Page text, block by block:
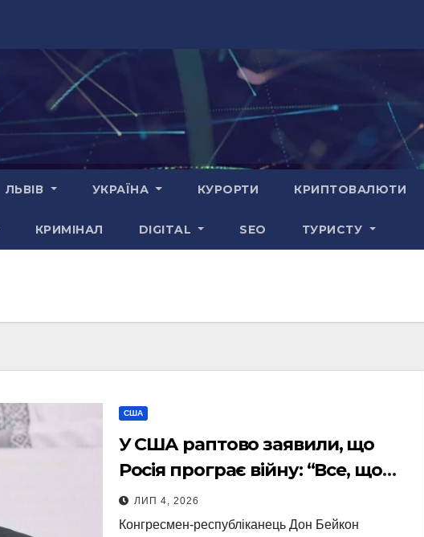
ЛЬВІВ УКРАЇНА КУРОРТИ КРИПТОВАЛЮТИ
КРИМІНАЛ DIGITAL SEO ТУРИСТУ
США
У США раптово заявили, що
Росія програє війну: “Все, що
вони можуть, це бомбити міста”
ЛИП 4, 2026
Конгресмен-республіканець Дон Бейкон